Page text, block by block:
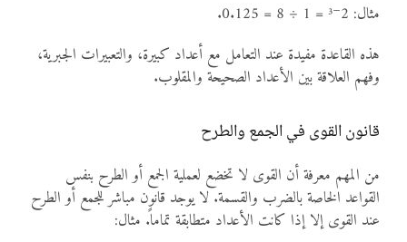
مثال: 2⁻³ = 1 ÷ 8 = 0.125.
هذه القاعدة مفيدة عند التعامل مع أعداد كبيرة، والتعبيرات الجبرية،
وفهم العلاقة بين الأعداد الصحيحة والمقلوب.
قانون القوى في الجمع والطرح
من المهم معرفة أن القوى لا تخضع لعملية الجمع أو الطرح بنفس
القواعد الخاصة بالضرب والقسمة. لا يوجد قانون مباشر للجمع أو الطرح
عند القوى إلا إذا كانت الأعداد متطابقة تماماً. مثال: